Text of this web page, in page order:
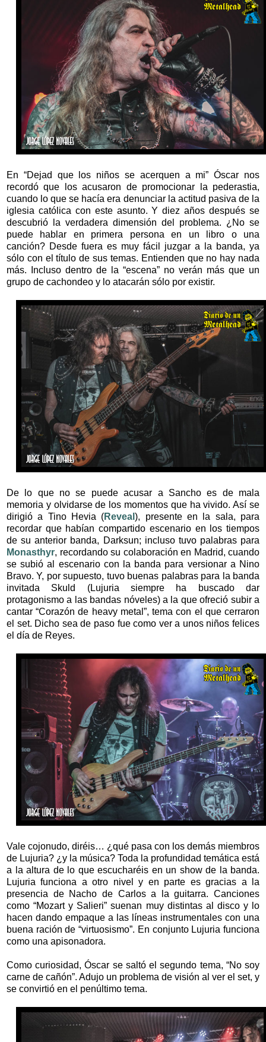
En “Dejad que los niños se acerquen a mi” Óscar nos
recordó que los acusaron de promocionar la pederastia,
cuando lo que se hacía era denunciar la actitud pasiva de la
iglesia católica con este asunto. Y diez años después se
descubrió la verdadera dimensión del problema. ¿No se
puede hablar en primera persona en un libro o una
canción? Desde fuera es muy fácil juzgar a la banda, ya
sólo con el título de sus temas. Entienden que no hay nada
más. Incluso dentro de la “escena” no verán más que un
grupo de cachondeo y lo atacarán sólo por existir.
De lo que no se puede acusar a Sancho es de mala
memoria y olvidarse de los momentos que ha vivido. Así se
dirigió a Tino Hevia (Reveal), presente en la sala, para
recordar que habían compartido escenario en los tiempos
de su anterior banda, Darksun; incluso tuvo palabras para
Monasthyr, recordando su colaboración en Madrid, cuando
se subió al escenario con la banda para versionar a Nino
Bravo. Y, por supuesto, tuvo buenas palabras para la banda
invitada Skuld (Lujuria siempre ha buscado dar
protagonismo a las bandas nóveles) a la que ofreció subir a
cantar “Corazón de heavy metal”, tema con el que cerraron
el set. Dicho sea de paso fue como ver a unos niños felices
el día de Reyes.
Vale cojonudo, diréis… ¿qué pasa con los demás miembros
de Lujuria? ¿y la música? Toda la profundidad temática está
a la altura de lo que escucharéis en un show de la banda.
Lujuria funciona a otro nivel y en parte es gracias a la
presencia de Nacho de Carlos a la guitarra. Canciones
como “Mozart y Salieri” suenan muy distintas al disco y lo
hacen dando empaque a las líneas instrumentales con una
buena ración de “virtuosismo”. En conjunto Lujuria funciona
como una apisonadora.
Como curiosidad, Óscar se saltó el segundo tema, “No soy
carne de cañón”. Adujo un problema de visión al ver el set, y
se convirtió en el penúltimo tema.